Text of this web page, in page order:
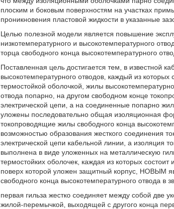
плоским и боковым поверхностям на участках
проникновения пластовой жидкости в указанные
Целью полезной модели является повышение
низкотемпературного и высокотемпературного
торца свободного конца высокотемпературного
Поставленная цель достигается тем, в известной
высокотемпературного отводов, каждый из
термостойкой оболочкой, жилы
отвода попарно, на другом свободном конце
электрической цепи, а на соединенные попарно
уложены последовательно общая изоляционная
токопроводящие жилы свободного конца
возможностью образования жесткого соединения
электрической цепи кабельной линии, а изоляция
выполнена в виде уложенных на металлическую
термостойких оболочек, каждая из которых
поверх которой уложен защитный корпус, НОВЫМ
свободного конца высокотемпературного отвода в
первая гильза жестко соединяет между собой две
жилой-перемычкой, выходящей с другого конца